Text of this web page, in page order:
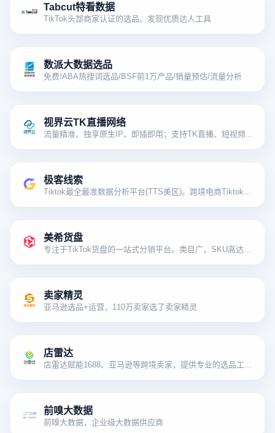
Tabcut特看数据
TikTok头部商家认证的选品、发现优质达人工具
数派大数据选品
免费!ABA热搜词选品/BSF前1万产品/销量预估/流量分析
视界云TK直播网络
极客线索
美希货盘
卖家精灵
亚马逊选品+运营，110万卖家选了卖家精灵
店雷达
前嗅大数据
前嗅大数据，企业级大数据供应商